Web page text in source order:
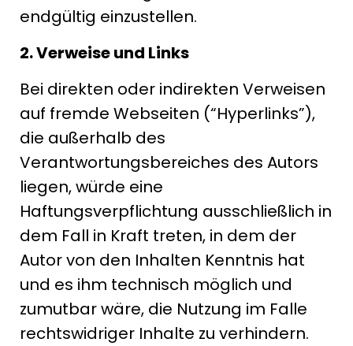
endgültig einzustellen.
2. Verweise und Links
Bei direkten oder indirekten Verweisen
auf fremde Webseiten (“Hyperlinks”),
die außerhalb des
Verantwortungsbereiches des Autors
liegen, würde eine
Haftungsverpflichtung ausschließlich in
dem Fall in Kraft treten, in dem der
Autor von den Inhalten Kenntnis hat
und es ihm technisch möglich und
zumutbar wäre, die Nutzung im Falle
rechtswidriger Inhalte zu verhindern.